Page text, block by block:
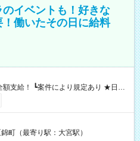
イベントも！好きな
働いたその日に給料
いたその日に現金GET♪ お仕事後はコ
とせます！ 【試用期間】試
町（最寄り駅：大宮駅）